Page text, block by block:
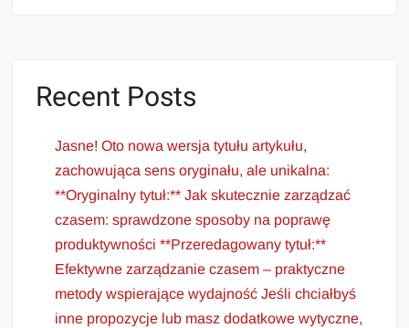
Recent Posts
Jasne! Oto nowa wersja tytułu artykułu,
zachowująca sens oryginału, ale unikalna:
**Oryginalny tytuł:** Jak skutecznie zarządzać
czasem: sprawdzone sposoby na poprawę
produktywności **Przeredagowany tytuł:**
Efektywne zarządzanie czasem – praktyczne
metody wspierające wydajność Jeśli chciałbyś
inne propozycje lub masz dodatkowe wytyczne,